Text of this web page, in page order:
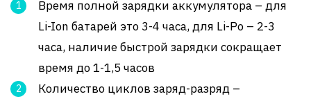
Время полной зарядки аккумулятора – для
Li-Ion батарей это 3-4 часа, для Li-Po – 2-3
часа, наличие быстрой зарядки сокращает
время до 1-1,5 часов
Количество циклов заряд-разряд –